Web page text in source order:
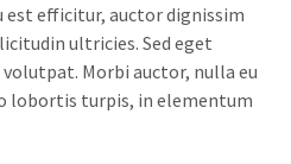
est efficitur, auctor dignissim
ultricies. Sed eget
Morbi auctor, nulla eu
lobortis turpis, in elementum